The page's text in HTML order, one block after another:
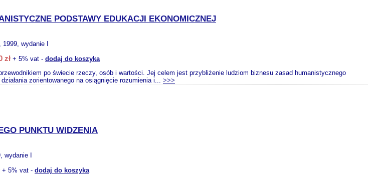
PODSTAWY EDUKACJI EKONOMICZNEJ
, 1999, wydanie I
zł + 5% vat - dodaj do koszyka
po świecie rzeczy, osób i wartości. Jej celem jest przybliżenie ludziom biznesu zasad humanistycznego
zorientowanego na osiągnięcie rozumienia i... >>>
PUNKTU WIDZENIA
wydanie I
+ 5% vat - dodaj do koszyka